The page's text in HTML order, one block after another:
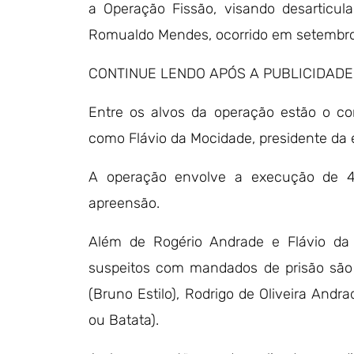
a Operação Fissão, visando
Romualdo Mendes, ocorrido em
CONTINUE LENDO APÓS A PUBLICIDADE
Entre os alvos da operação estão o
como Flávio da Mocidade, presidente
A operação envolve a execução de
apreensão.
Além de Rogério Andrade e Flávio
suspeitos com mandados de prisão
(Bruno Estilo), Rodrigo de Oliveira
ou Batata).